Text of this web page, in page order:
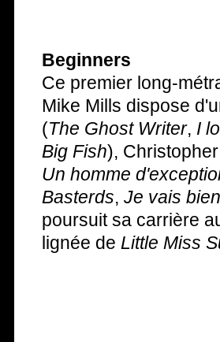
Beginners
Ce premier long-
Mike Mills dispose
(The Ghost Writer, I
Big Fish),
Un homme
Basterds, Je vais
poursuit sa carrière
lignée de Little Miss